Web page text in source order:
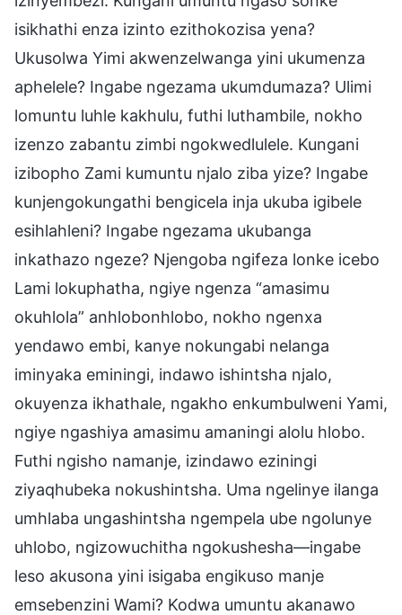
isikhathi enza izinto ezithokozisa yena?
Ukusolwa Yimi akwenzelwanga yini ukumenza
aphelele? Ingabe ngezama ukumdumaza? Ulimi
lomuntu luhle kakhulu, futhi luthambile, nokho
izenzo zabantu zimbi ngokwedlulele. Kungani
izibopho Zami kumuntu njalo ziba yize? Ingabe
kunjengokungathi bengicela inja ukuba igibele
esihlahleni? Ingabe ngezama ukubanga
inkathazo ngeze? Njengoba ngifeza lonke icebo
Lami lokuphatha, ngiye ngenza “amasimu
okuhlola” anhlobonhlobo, nokho ngenxa
yendawo embi, kanye nokungabi nelanga
iminyaka eminingi, indawo ishintsha njalo,
okuyenza ikhathale, ngakho enkumbulweni Yami,
ngiye ngashiya amasimu amaningi alolu hlobo.
Futhi ngisho namanje, izindawo eziningi
ziyaqhubeka nokushintsha. Uma ngelinye ilanga
umhlaba ungashintsha ngempela ube ngolunye
uhlobo, ngizowuchitha ngokushesha—ingabe
leso akusona yini isigaba engikuso manje
emsebenzini Wami? Kodwa umuntu akanawo